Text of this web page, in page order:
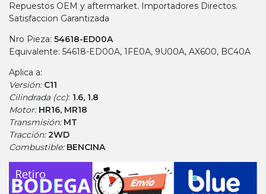
Repuestos OEM y aftermarket. Importadores Directos.
Satisfaccion Garantizada
Nro Pieza: 54618-ED00A
Equivalente: 54618-ED00A, 1FE0A, 9U00A, AX600, BC40A
Aplica a:
Versión: C11
Cilindrada (cc): 1.6, 1.8
Motor: HR16, MR18
Transmisión: MT
Tracción:2WD
Combustible: BENCINA